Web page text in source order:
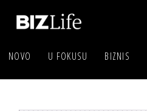
NOVO U FOKUSU BIZNIS